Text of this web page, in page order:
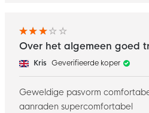
Over het algemeen goed
Kris Geverifieerde koper
Geweldige pasvorm
aanraden supercomfortabel